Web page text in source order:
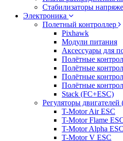
Стабилизаторы
Электроника
Полетный контроллер
Pixhawk
Модули питания
Аксессуары для
Полётные
Полётные
Полётные
Полётные
Stack (FC+ESC)
Регуляторы двигателей
T-Motor Air ESC
T-Motor Flame
T-Motor Alpha ESC
T-Motor V ESC